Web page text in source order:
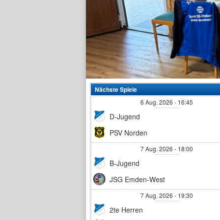
Nächste Spiele
6 Aug. 2026 - 16:45
D-Jugend
PSV Norden
7 Aug. 2026 - 18:00
B-Jugend
JSG Emden-West
7 Aug. 2026 - 19:30
2te Herren